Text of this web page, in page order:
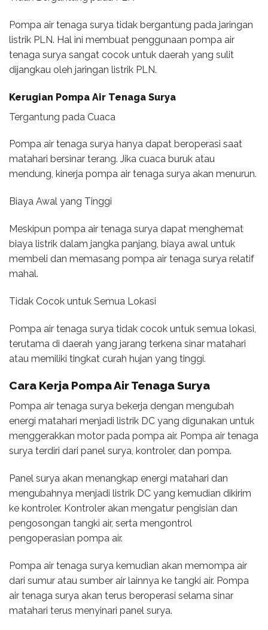
Pompa air tenaga surya tidak bergantung pada jaringan
listrik PLN. Hal ini membuat penggunaan pompa air
tenaga surya sangat cocok untuk daerah yang sulit
dijangkau oleh jaringan listrik PLN.
Kerugian Pompa Air Tenaga Surya
Tergantung pada Cuaca
Pompa air tenaga surya hanya dapat beroperasi saat
matahari bersinar terang. Jika cuaca buruk atau
mendung, kinerja pompa air tenaga surya akan menurun.
Biaya Awal yang Tinggi
Meskipun pompa air tenaga surya dapat menghemat
biaya listrik dalam jangka panjang, biaya awal untuk
membeli dan memasang pompa air tenaga surya relatif
mahal.
Tidak Cocok untuk Semua Lokasi
Pompa air tenaga surya tidak cocok untuk semua lokasi,
terutama di daerah yang jarang terkena sinar matahari
atau memiliki tingkat curah hujan yang tinggi.
Cara Kerja Pompa Air Tenaga Surya
Pompa air tenaga surya bekerja dengan mengubah
energi matahari menjadi listrik DC yang digunakan untuk
menggerakkan motor pada pompa air. Pompa air tenaga
surya terdiri dari panel surya, kontroler, dan pompa.
Panel surya akan menangkap energi matahari dan
mengubahnya menjadi listrik DC yang kemudian dikirim
ke kontroler. Kontroler akan mengatur pengisian dan
pengosongan tangki air, serta mengontrol
pengoperasian pompa air.
Pompa air tenaga surya kemudian akan memompa air
dari sumur atau sumber air lainnya ke tangki air. Pompa
air tenaga surya akan terus beroperasi selama sinar
matahari terus menyinari panel surya.